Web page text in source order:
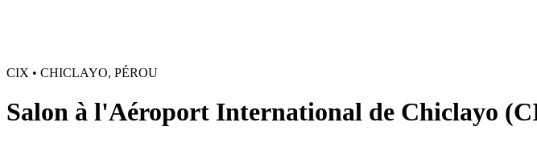
CIX • CHICLAYO, PÉROU
Salon à l'Aéroport International de Chiclayo